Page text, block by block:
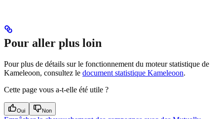
Pour aller plus loin
Pour plus de détails sur le fonctionnement du moteur statistique de
Kameleoon, consultez le document statistique Kameleoon.
Cette page vous a-t-elle été utile ?
Oui Non